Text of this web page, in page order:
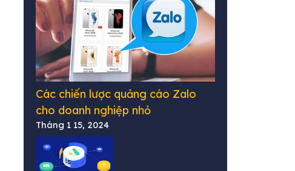
Các chiến lược quảng cáo Zalo
cho doanh nghiệp nhỏ
Tháng 1 15, 2024